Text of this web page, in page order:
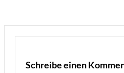
Schreibe einen